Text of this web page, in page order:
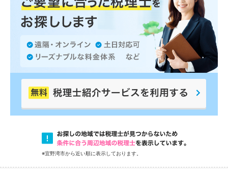
※宜野湾市から近い順に表示しております。